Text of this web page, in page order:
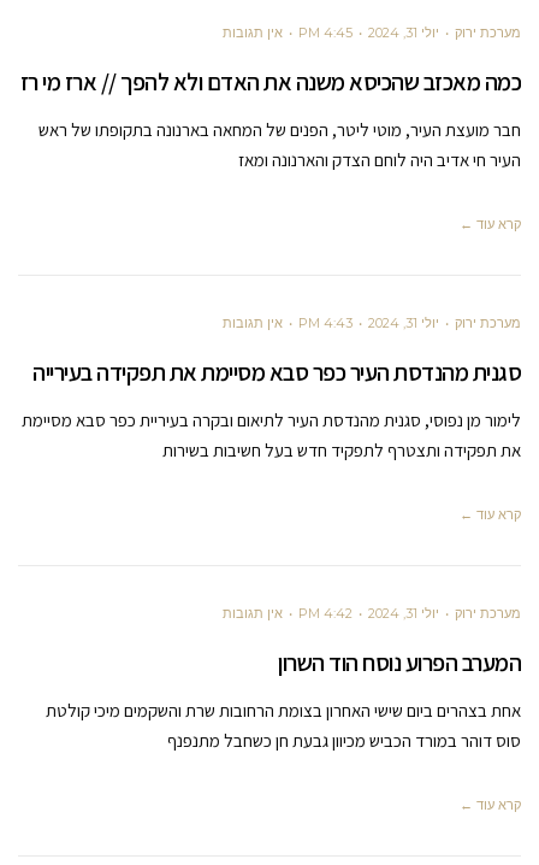
מערכת ירוק יולי 31, 2024 4:45 PM אין תגובות
כמה מאכזב שהכיסא משנה את האדם ולא להפך // ארז מי רז
חבר מועצת העיר, מוטי ליטר, הפנים של המחאה בארנונה בתקופתו של ראש
העיר חי אדיב היה לוחם הצדק והארנונה ומאז
קרא עוד ←
מערכת ירוק יולי 31, 2024 4:43 PM אין תגובות
סגנית מהנדסת העיר כפר סבא מסיימת את תפקידה בעירייה
לימור מן נפוסי, סגנית מהנדסת העיר לתיאום ובקרה בעיריית כפר סבא מסיימת
את תפקידה ותצטרף לתפקיד חדש בעל חשיבות בשירות
קרא עוד ←
מערכת ירוק יולי 31, 2024 4:42 PM אין תגובות
המערב הפרוע נוסח הוד השרון
אחת בצהרים ביום שישי האחרון בצומת הרחובות שרת והשקמים מיכי קולטת
סוס דוהר במורד הכביש מכיוון גבעת חן כשחבל מתנפנף
קרא עוד ←